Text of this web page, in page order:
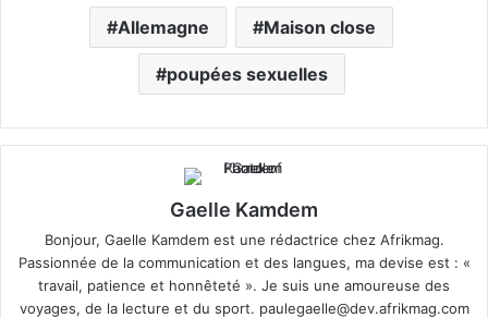
Allemagne Maison close
poupées sexuelles
Gaelle Kamdem
Bonjour, Gaelle Kamdem est une rédactrice chez Afrikmag.
Passionnée de la communication et des langues, ma devise est : «
travail, patience et honnêteté ». Je suis une amoureuse des
voyages, de la lecture et du sport. paulegaelle@dev.afrikmag.com